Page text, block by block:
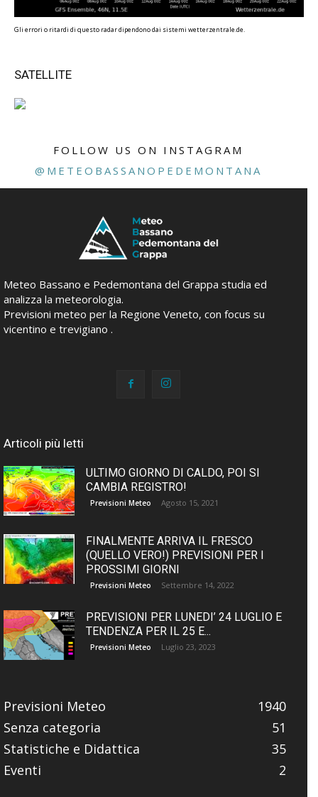
Gli errori o ritardi di questo radar dipendono dai sistemi wetterzentrale.de.
SATELLITE
FOLLOW US ON INSTAGRAM
@METEOBASSANOPEDEMONTANA
Meteo Bassano e Pedemontana del Grappa studia ed
analizza la meteorologia.
Previsioni meteo per la Regione Veneto, con focus su
vicentino e trevigiano .
Articoli più letti
ULTIMO GIORNO DI CALDO, POI SI
CAMBIA REGISTRO!
Previsioni Meteo Agosto 15, 2021
FINALMENTE ARRIVA IL FRESCO
(QUELLO VERO!) PREVISIONI PER I
PROSSIMI GIORNI
Previsioni Meteo Settembre 14, 2022
PREVISIONI PER LUNEDI’ 24 LUGLIO E
TENDENZA PER IL 25 E...
Previsioni Meteo Luglio 23, 2023
Previsioni Meteo
1940
Senza categoria
51
Statistiche e Didattica
35
Eventi
2